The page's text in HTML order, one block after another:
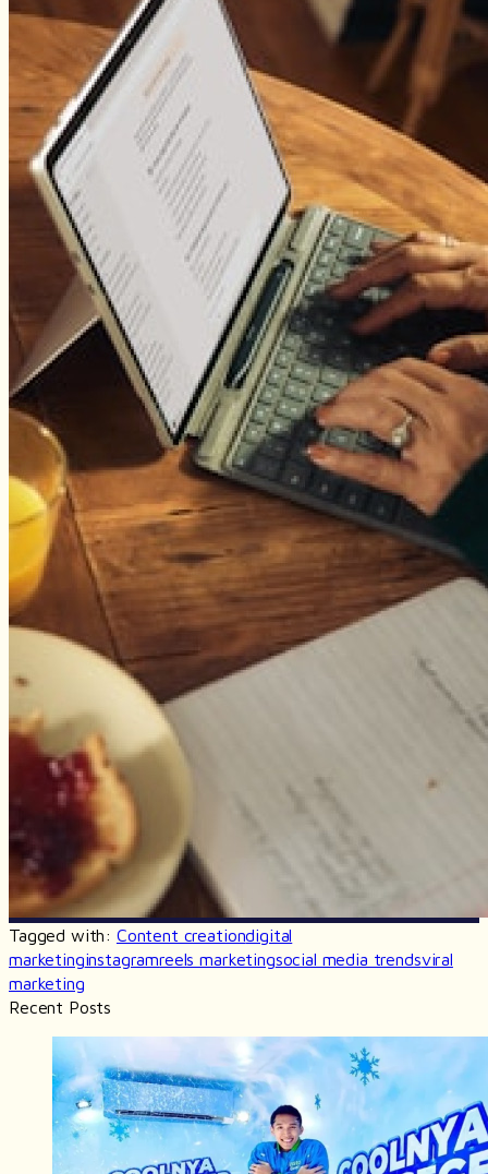
Tagged with: Content creationdigital
marketinginstagramreels marketingsocial media trendsviral
marketing
Recent Posts